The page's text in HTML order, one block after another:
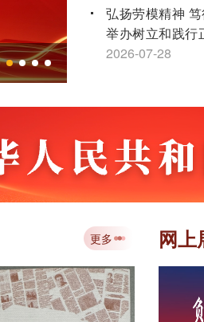
省档案馆召开全面从
弘扬劳模精神
举办树立和践行
2026-07-28
点档案工作培训
江苏省档案学
先进社会组织
讲大赛金牌
“典藏时代丹青
国画学会档案文
馆开展
更多 网上